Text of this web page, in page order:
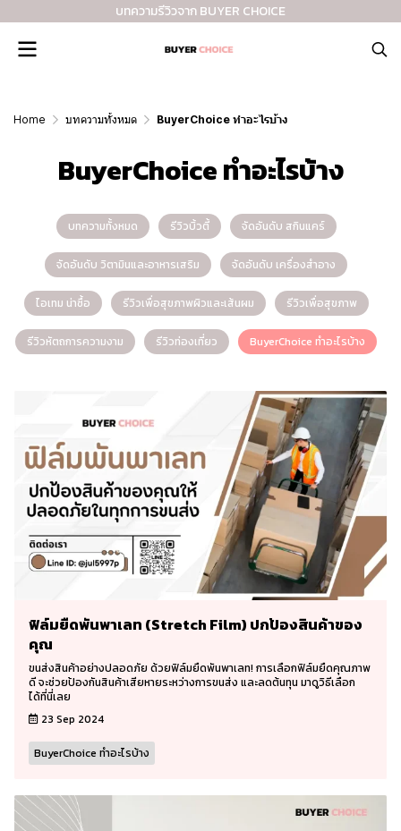
บทความรีวิวจาก BUYER CHOICE
Home บทความทั้งหมด BuyerChoice ทำอะไรบ้าง
BuyerChoice ทำอะไรบ้าง
บทความทั้งหมด รีวิวบิ้วตี้ จัดอันดับ สกินแคร์
จัดอันดับ วิตามินและอาหารเสริม จัดอันดับ เครื่องสำอาง
ไอเทม น่าซื้อ รีวิวเพื่อสุขภาพผิวและเส้นผม รีวิวเพื่อสุขภาพ
รีวิวหัตถการความงาม รีวิวท่องเที่ยว BuyerChoice ทำอะไรบ้าง
ฟิล์มยืดพันพาเลท (Stretch Film) ปกป้องสินค้าของ
คุณ
ขนส่งสินค้าอย่างปลอดภัย ด้วยฟิล์มยืดพันพาเลท! การเลือกฟิล์มยืดคุณภาพ
ดี จะช่วยป้องกันสินค้าเสียหายระหว่างการขนส่ง และลดต้นทุน มาดูวิธีเลือก
ได้ที่นี่เลย
23 Sep 2024
BuyerChoice ทำอะไรบ้าง